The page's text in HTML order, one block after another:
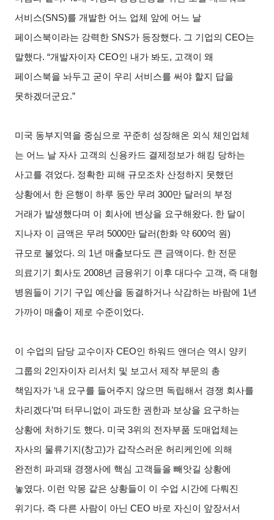
서비스(SNS)를 개발한 어느 업체 앞에 어느 날
페이스북이라는 강력한 SNS가 등장했다. 그 기업의 CEO는
말했다. “개발자이자 CEO인 내가 봐도, 고객이 왜
페이스북을 놔두고 굳이 우리 서비스를 써야 할지 답을
못하겠더군요.”
미국 동부지역을 중심으로 꾸준히 성장해온 외식 체인업체
는 어느 날 자사 고객의 신용카드 결제정보가 해킹 당하는
사고를 겪었다. 정확한 피해 규모조차 산정하지 못했던
상황에서 한 은행이 하루 동안 무려 300만 달러의 부정
거래가 발생했다며 이 회사에 변상을 요구해왔다. 한 달이
지나자 이 금액은 무려 5000만 달러(한화 약 600억 원)
규모로 불었다. 의 1년 매출보다도 큰 금액이다. 한 전문
의료기기 회사도 2008년 금융위기 이후 대다수 고객, 즉 대형
병원들이 기기 구입 예산을 동결하거나 삭감하는 바람에 1년
가까이 매출이 제로 수준이었다.
이 수업의 담당 교수이자 CEO인 하워드 앤더슨 역시 양키
그룹의 2인자이자 리서치 및 보고서 제작 부문의 총
책임자가 ‘내 요구를 들어주지 않으면 독립해서 경쟁 회사를
차리겠다’며 터무니없이 과도한 권한과 보상을 요구하는
상황에 처하기도 했다. 미국 3위의 전자부품 도매업체는
자사의 물류기지(창고)가 갑작스러운 허리케인에 의해
완전히 파괴돼 경쟁사에 핵심 고객들을 빼앗길 상황에
놓였다. 이런 악몽 같은 상황들이 이 수업 시간에 다뤄진
위기다. 즉 다른 사람이 아닌 CEO 바로 자신이 앞장서서